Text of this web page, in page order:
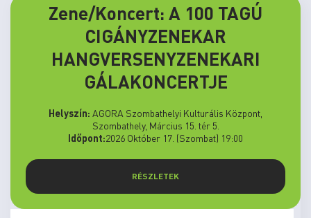
Zene/Koncert: A 100 TAGÚ
CIGÁNYZENEKAR
HANGVERSENYZENEKARI
GÁLAKONCERTJE
Helyszín: AGORA Szombathelyi Kulturális Központ,
Szombathely, Március 15. tér 5.
Időpont:2026 Október 17. (Szombat) 19:00
RÉSZLETEK